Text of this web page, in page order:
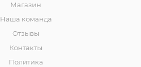
Магазин
Наша команда
Отзывы
Контакты
Политика